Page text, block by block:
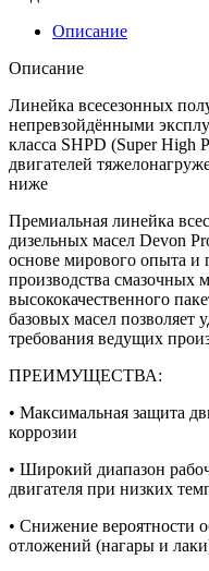
Описание
Описание
Линейка всесезонных
непревзойдёнными
класса SHPD (Super High
двигателей
ниже
Премиальная линейка
дизельных масел Devon
основе мирового опыта и
производства смазочных
высококачественного
базовых масел позволяет
требования ведущих
ПРЕИМУЩЕСТВА:
• Максимальная защита
коррозии
• Широкий диапазон
двигателя при низких
• Снижение вероятности
отложений (нагары и